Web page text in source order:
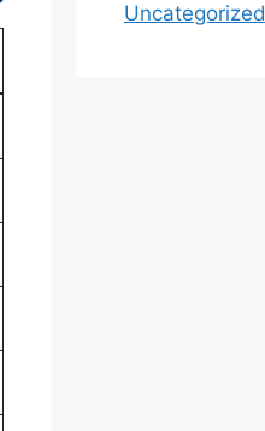
Uncategorized